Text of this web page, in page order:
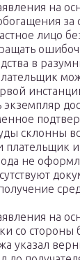
на
за
лицо
в
экземпляр
склонны
плательщик
не
на
со стороны
указал